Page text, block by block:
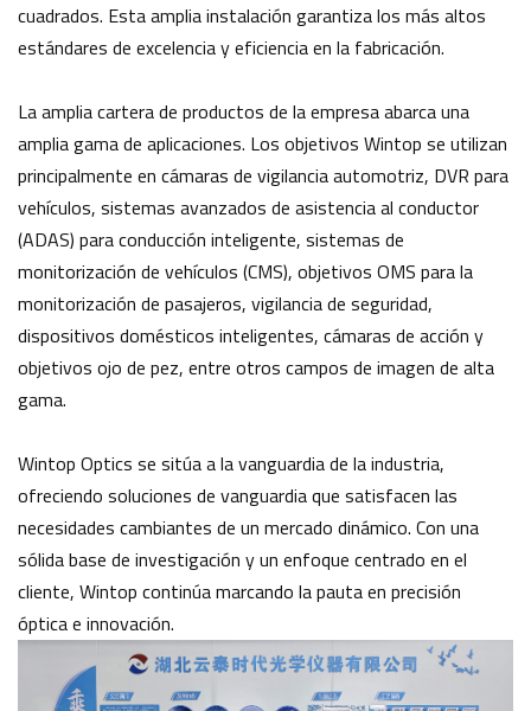
cuadrados. Esta amplia instalación garantiza los más altos
estándares de excelencia y eficiencia en la fabricación.
La amplia cartera de productos de la empresa abarca una
amplia gama de aplicaciones. Los objetivos Wintop se utilizan
principalmente en cámaras de vigilancia automotriz, DVR para
vehículos, sistemas avanzados de asistencia al conductor
(ADAS) para conducción inteligente, sistemas de
monitorización de vehículos (CMS), objetivos OMS para la
monitorización de pasajeros, vigilancia de seguridad,
dispositivos domésticos inteligentes, cámaras de acción y
objetivos ojo de pez, entre otros campos de imagen de alta
gama.
Wintop Optics se sitúa a la vanguardia de la industria,
ofreciendo soluciones de vanguardia que satisfacen las
necesidades cambiantes de un mercado dinámico. Con una
sólida base de investigación y un enfoque centrado en el
cliente, Wintop continúa marcando la pauta en precisión
óptica e innovación.